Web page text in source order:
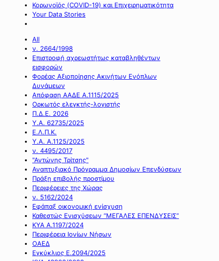
Κορωνοϊός (COVID-19) και Επιχειρηματικότητα
Your Data Stories
All
ν. 2664/1998
Επιστροφή αχρεωστήτως καταβληθέντων
εισφορών
Φορέας Αξιοποίησης Ακινήτων Ενόπλων
Δυνάμεων
Απόφαση ΑΑΔΕ Α.1115/2025
Ορκωτός ελεγκτής-λογιστής
Π.Δ.Ε. 2026
Υ.Α. 62735/2025
Ε.Λ.Π.Κ.
Υ.Α. Α.1125/2025
ν. 4495/2017
"Αντώνης Τρίτσης"
Αναπτυξιακό Πρόγραμμα Δημοσίων Επενδύσεων
Πράξη επιβολής προστίμου
Περιφέρειες της Χώρας
ν. 5162/2024
Εφάπαξ οικονομική ενίσχυση
Καθεστώς Ενισχύσεων “ΜΕΓΑΛΕΣ ΕΠΕΝΔΥΣΕΙΣ”
ΚΥΑ Α.1197/2024
Περιφέρεια Ιονίων Νήσων
ΟΑΕΔ
Εγκύκλιος Ε.2094/2025